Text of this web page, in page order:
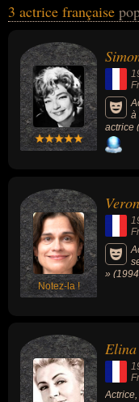
Labourdette... Ces
télévision ou du théâtre.
été artiste. En ce qui
leurs morts, ils peuvent
3 actrice française
à
actrice
haute
au
1951 à
Notez-la !
»
avec
le 1er
Elina